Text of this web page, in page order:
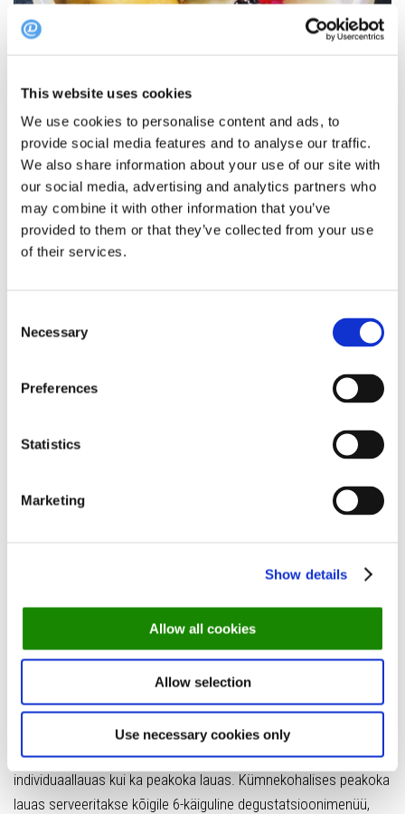
This website uses cookies
We use cookies to personalise content and ads, to
provide social media features and to analyse our traffic.
We also share information about your use of our site with
our social media, advertising and analytics partners who
may combine it with other information that you’ve
provided to them or that they’ve collected from your use
of their services.
Selection
Necessary
Preferences
Statistics
Marketing
Show details
Allow all cookies
Allow selection
Use necessary cookies only
Fotod: @holmrestoran
Kolmanda koha sai Tartu kulinaariamaastiku lipulaev restoran
Hõlm, mis hiljuti ka Michelini giidi poolt tunnustatud sai. Ülikooli
tänaval asuv restoran pakub alati kauneid ja uudseid
kodumaiseid maitseid. Külastajad hindavad kõrgelt Hõlma poolt
pakutavat maitseelamust, väärtust lisab avatud köök, mis
annab võimaluse nautida võrratut kokakunsti.
kindlasti tagasi, sest palju ahvatlevaid roogi jäi veel
Annely, hinnanud 22. juunil 2022
Fotod:
Avatud köögi ja erilise mitmekäigulise menüüga on 180° Eesti
maitserännakute üks kuumimatest sihtkohtadest. Hiljuti
Michelini tärniga pärjatud resto eesotsas on andekas peakokk
Matthias Diether, kelle loomingut saab nautida nii
individuaallauas kui ka peakoka lauas. Kümnekohalises peakoka
lauas serveeritakse kõigile 6-käiguline degustatsioonimenüü,